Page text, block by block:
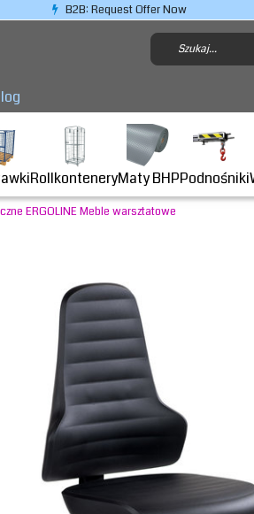
B2B: Request Offer Now
RollkonteneryMaty BHPPodnośniki
ERGOLINE Meble warsztatowe